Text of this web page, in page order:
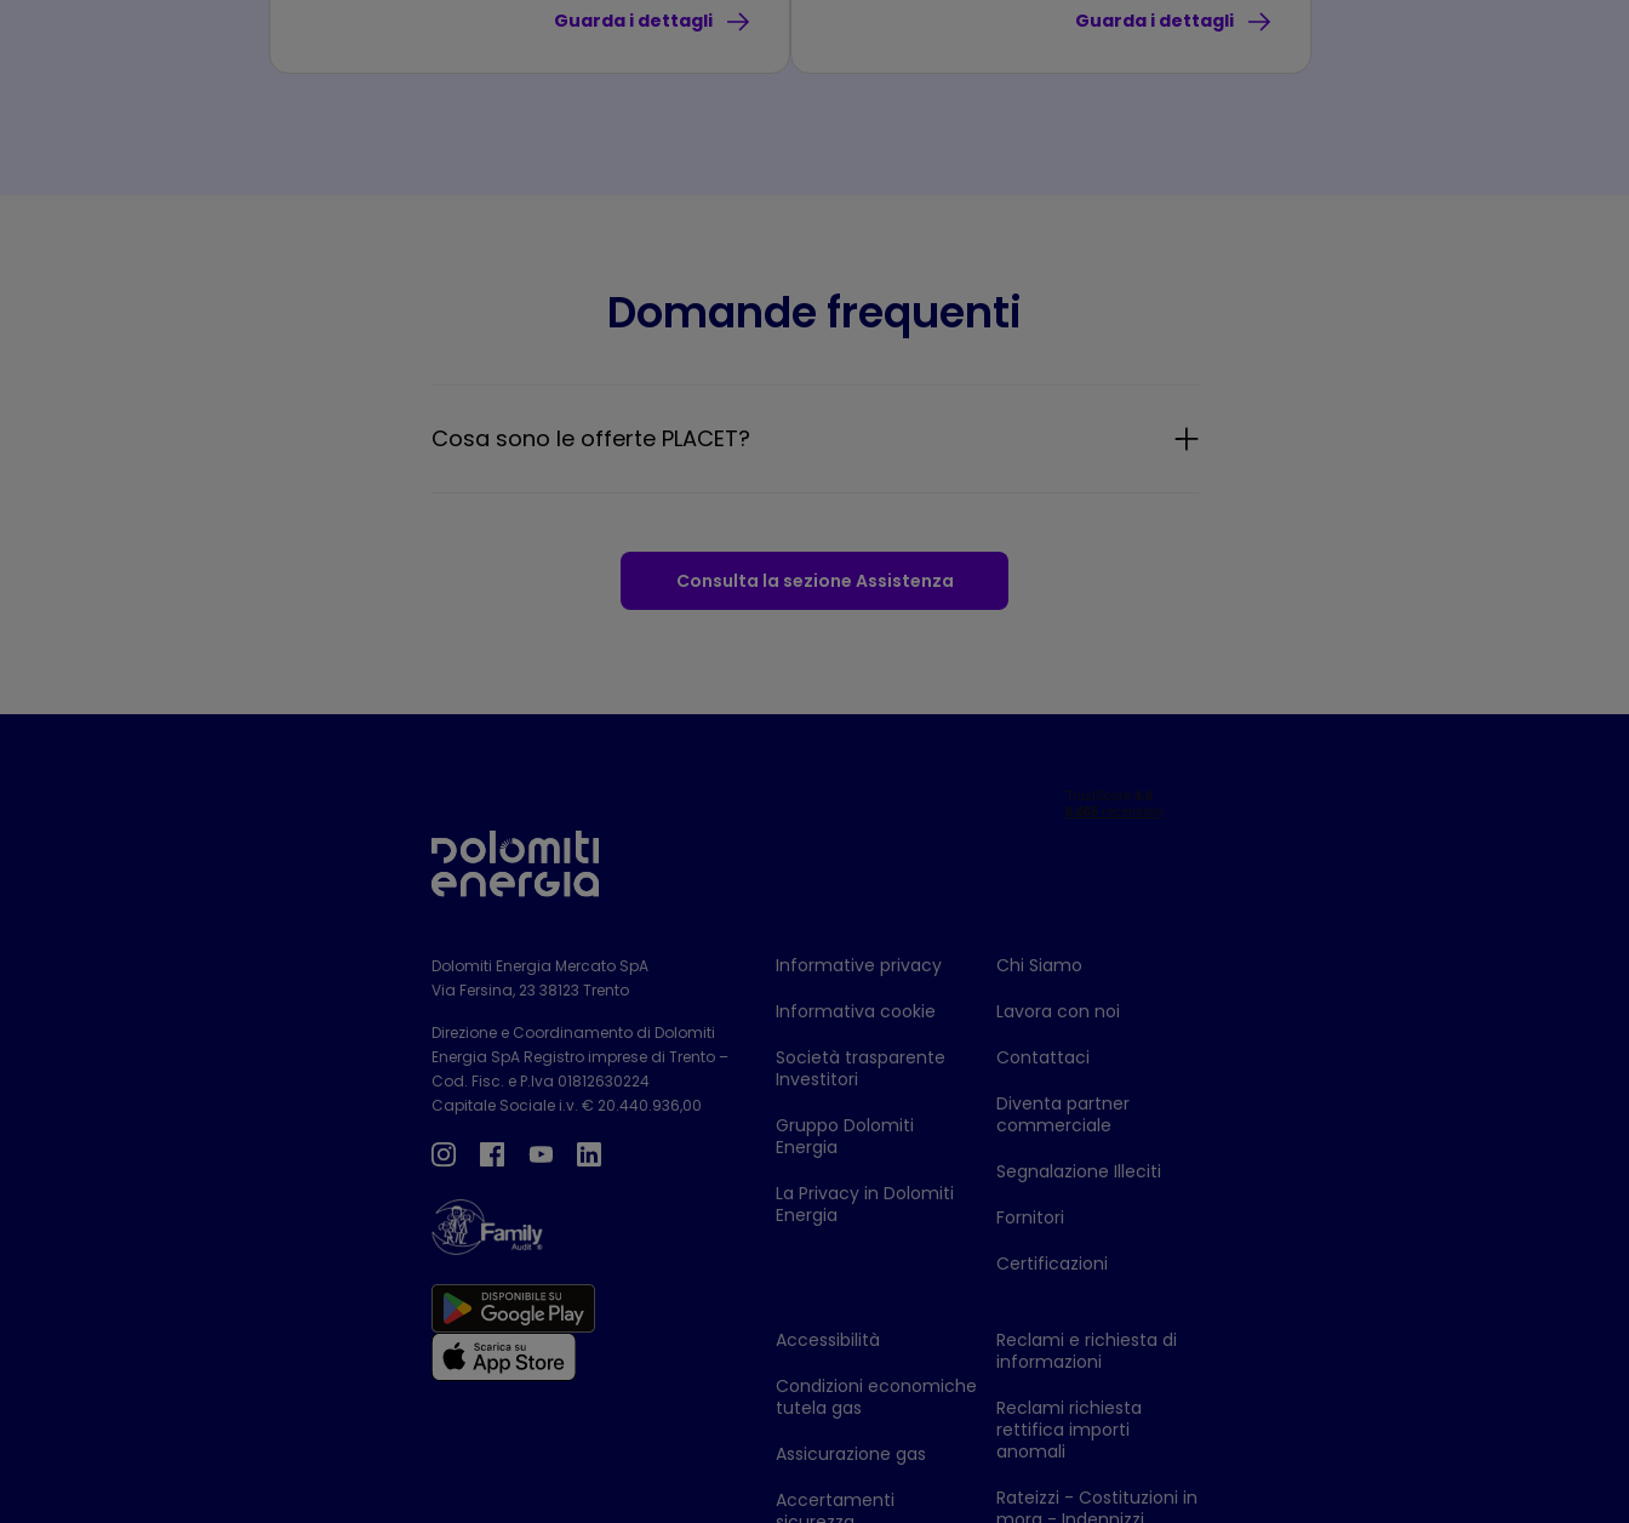
Guarda i dettagli Guarda i dettagli
Domande frequenti
Cosa sono le offerte PLACET?
Consulta la sezione Assistenza
Dolomiti Energia Mercato SpA
Via Fersina, 23 38123 Trento
Direzione e Coordinamento di Dolomiti
Energia SpA Registro imprese di Trento –
Cod. Fisc. e P.Iva 01812630224
Capitale Sociale i.v. € 20.440.936,00
Informative privacy
Informativa cookie
Società trasparente
Investitori
Gruppo Dolomiti
Energia
La Privacy in Dolomiti
Energia
Chi Siamo
Lavora con noi
Contattaci
Diventa partner
commerciale
Segnalazione Illeciti
Fornitori
Certificazioni
Accessibilità
Condizioni economiche
tutela gas
Assicurazione gas
Accertamenti
Reclami e richiesta di
informazioni
Reclami richiesta
rettifica importi
anomali
Rateizzi - Costituzioni in